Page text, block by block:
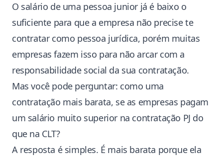
O salário de uma pessoa junior já é baixo o
suficiente para que a empresa não precise te
contratar como pessoa jurídica, porém muitas
empresas fazem isso para não arcar com a
responsabilidade social da sua contratação.
Mas você pode perguntar: como uma
contratação mais barata, se as empresas pagam
um salário muito superior na contratação PJ do
que na CLT?
A resposta é simples. É mais barata porque ela